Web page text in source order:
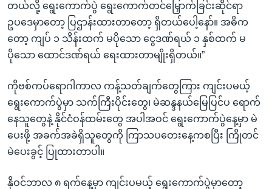
တယ်လို့ ရွေးကောက်ပွဲ ရွေးကောက်တင်မြှောက်ခြင်းဆိုင်ရာ
ဥပဒေမှာတော့ ပြဌာန်းထားတာတော့ ရှိတယ်ပေါ့နော်။ အဓိက
တော့ ကျပ် ၁ သိန်းထက် မပိုသော ငွေဒဏ်ရယ် ၁ နှစ်ထက် မ
ပိုသော ထောင်ဒဏ်ရယ် ရေးထားတာမျိုးရှိတယ်။”
ကိုဗစ်ကပ်ရောဂါကာလ ကန့်သတ်ချက်တွေကြား ကျင်းပမယ့်
ရွေးကောက်ပွဲမှာ သက်ကြီးပိုင်းတွေ၊ မဲဆန္ဒနယ်မြေပြင်ပ ရောက်
နေသူတွေနဲ့ နိုင်ငံဝန်ထမ်းတွေ အပါအဝင် ရွေးကောက်ပွဲနေ့မှာ မဲ
ပေးဖို့ အခက်အခဲရှိသူတွေကို ကြာသပတေးနေ့ကစပြီး ကြိုတင်
မဲပေးခွင့် ပြုထားတာပါ။
နိုဝင်ဘာလ ၈ ရက်နေ့မှာ ကျင်းပမယ့် ရွေးကောက်ပွဲမှာတော့